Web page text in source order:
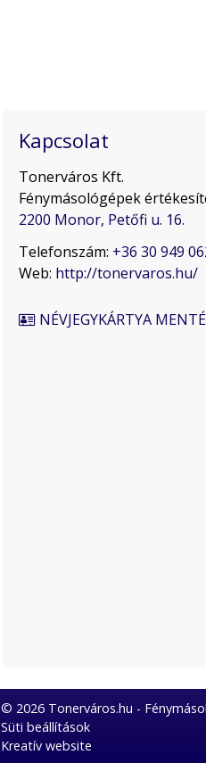
Kapcsolat
Tonerváros Kft.
Fénymásológépek
2200 Monor, Petőfi u. 16.
Telefonszám: +36 30 949
Web: http://tonervaros.hu/
NÉVJEGYKÁRTYA
© 2026 Tonerváros.hu -
Süti beállítások
Kreatív website